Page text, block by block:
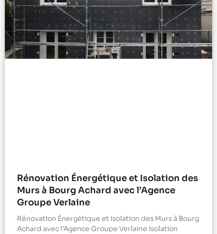
Rénovation Énergétique et Isolation des
Murs à Bourg Achard avec l’Agence
Groupe Verlaine
Rénovation Énergétique et Isolation des Murs à Bourg
Achard avec l’Agence Groupe Verlaine Isolation